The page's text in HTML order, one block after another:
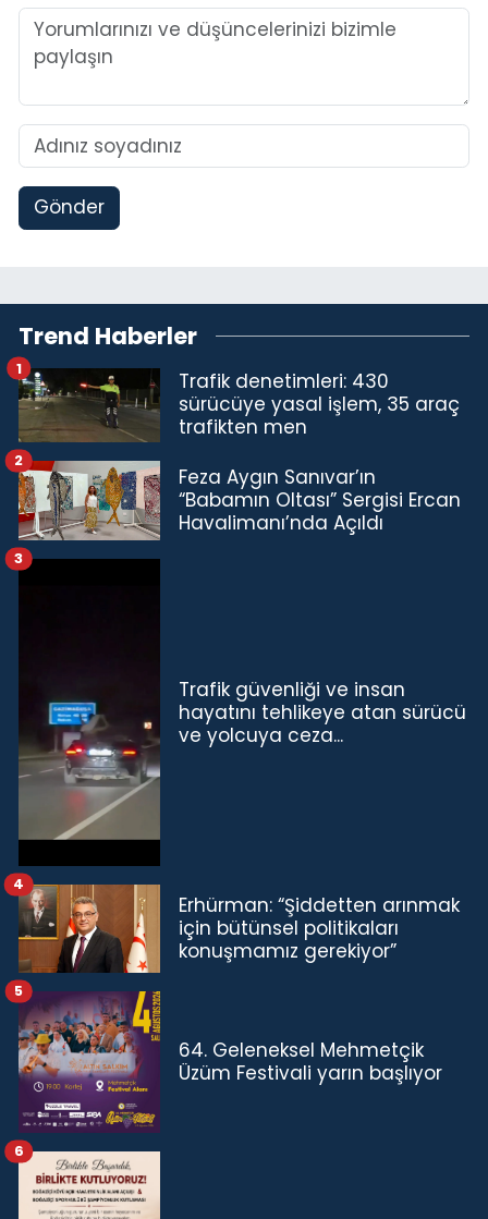
Gönder
Trend Haberler
Trafik denetimleri: 430
sürücüye yasal işlem, 35 araç
trafikten men
1
Feza Aygın Sanıvar’ın
“Babamın Oltası” Sergisi Ercan
Havalimanı’nda Açıldı
2
Trafik güvenliği ve insan
hayatını tehlikeye atan sürücü
ve yolcuya ceza...
3
Erhürman: “Şiddetten arınmak
için bütünsel politikaları
konuşmamız gerekiyor”
4
64. Geleneksel Mehmetçik
Üzüm Festivali yarın başlıyor
5
6